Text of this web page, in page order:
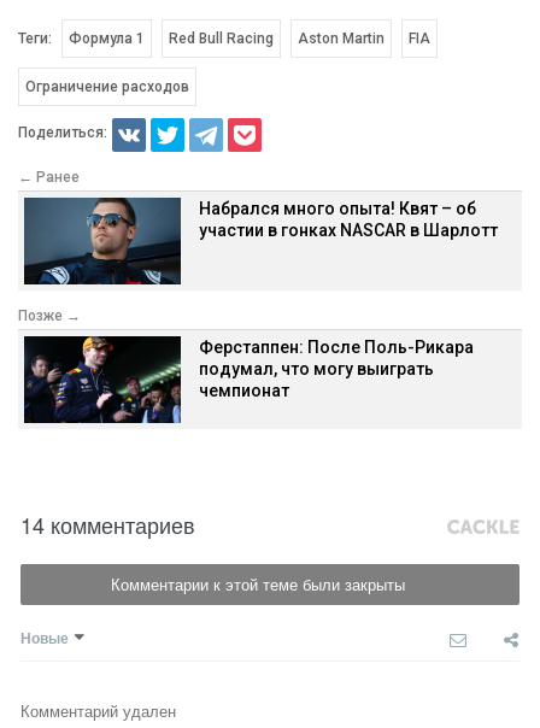
Теги: Формула 1 Red Bull Racing Aston Martin FIA
Ограничение расходов
Поделиться:
← Ранее
Набрался много опыта! Квят – об
участии в гонках NASCAR в Шарлотт
Позже →
Ферстаппен: После Поль-Рикара
подумал, что могу выиграть
чемпионат
14 комментариев
Комментарии к этой теме были закрыты
Новые
Комментарий удален